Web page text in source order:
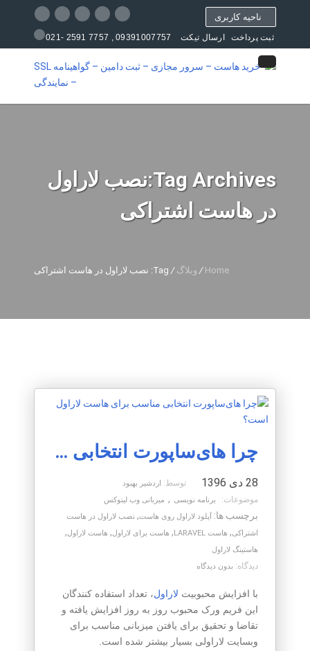
ناحیه کاربری
09391007757 , 7757 2591 -021 ثبت پرداخت
ارسال تیکت
مرکز آموزش
Tag Archives:نصب لاراول
در هاست اشتراکی
Home
/ وبلاگ / Tag: نصب لاراول در هاست اشتراکی
چرا های‌ساپورت انتخابی مناسب برای هاست لاراول است؟
28 دی 1396 توسط: اردشیر بهبود
موضوعات: برنامه نویسی , میزبانی وب لینوکس
برچسب ها:آپلود لاراول روی هاست, نصب لاراول در هاست
اشتراکی, هاست LARAVEL , هاست برای لاراول, هاست لاراول,
هاستینگ لاراول
دیدگاه: بدون دیدگاه
با افزایش محبوبیت لاراول، تعداد استفاده کنندگان
این فریم ورک محبوب روز به روز افزایش یافته و
تقاضا و تحقیق برای یافتن میزبانی مناسب برای
وبسایت لاراولی بسیار بیشتر شده است.